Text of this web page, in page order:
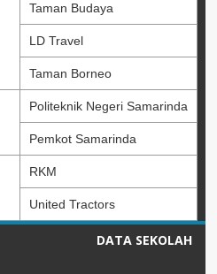
Taman Budaya
LD Travel
Taman Borneo
Politeknik Negeri Samarinda
Pemkot Samarinda
RKM
United Tractors
DATA SEKOLAH